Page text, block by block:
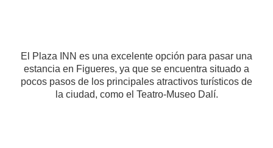
El Plaza INN es una excelente opción para pasar una
estancia en Figueres, ya que se encuentra situado a
pocos pasos de los principales atractivos turísticos de
la ciudad, como el Teatro-Museo Dalí.